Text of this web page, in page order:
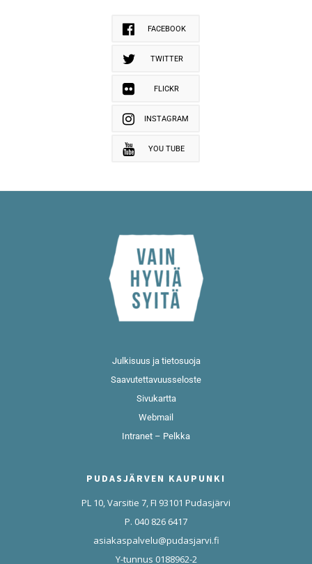
FACEBOOK
TWITTER
FLICKR
INSTAGRAM
YOU TUBE
Julkisuus ja tietosuoja
Saavutettavuusseloste
Sivukartta
Webmail
Intranet – Pelkka
PUDASJÄRVEN KAUPUNKI
PL 10, Varsitie 7, FI 93101 Pudasjärvi
P. 040 826 6417
asiakaspalvelu@pudasjarvi.fi
Y-tunnus 0188962-2